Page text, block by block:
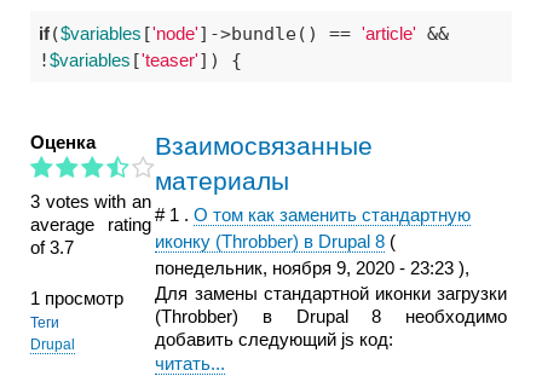
if($variables ['node']->bundle() == 'article' &&
!$variables ['teaser']) {
Оценка
3 votes with an
average rating
of 3.7
1 просмотр
Теги
Drupal
Взаимосвязанные
материалы
# 1 .О том как заменить стандартную
иконку (Throbber) в Drupal 8 (
понедельник, ноября 9, 2020 - 23:23 ),
Для замены стандартной иконки загрузки
(Throbber) в Drupal 8 необходимо
добавить следующий js код:
читать...